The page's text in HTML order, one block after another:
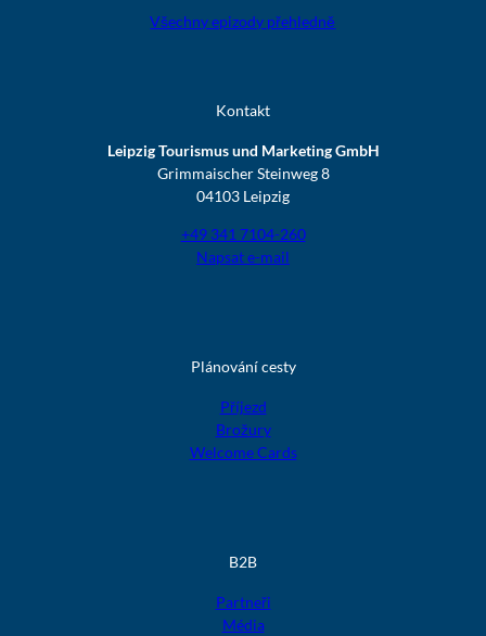
Všechny epizody přehledně
Kontakt
Leipzig Tourismus und Marketing GmbH
Grimmaischer Steinweg 8
04103 Leipzig
+49 341 7104-260
Napsat e-mail
Plánování cesty
Příjezd
Brožury
Welcome Cards
B2B
Partneři
Média